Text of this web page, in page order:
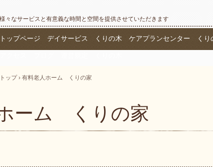
様々なサービスと有意義な時間と空間を提供させていただきます
トップページ デイサービス くりの木 ケアプランセンター くり
トップ › 有料老人ホーム くりの家
ーム くりの家